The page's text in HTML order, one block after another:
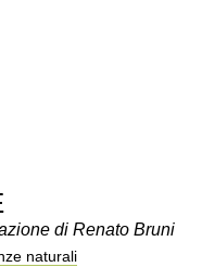
di Renato Bruni
naturali